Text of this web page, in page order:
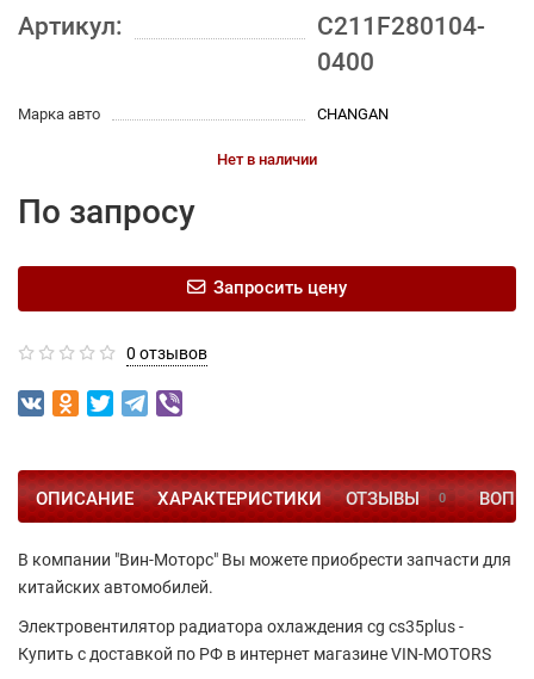
Артикул:
C211F280104-
0400
Марка авто CHANGAN
Нет в наличии
По запросу
Запросить цену
0 отзывов
ОПИСАНИЕ ХАРАКТЕРИСТИКИ ОТЗЫВЫ 0
В компании "Вин-Моторс" Вы можете приобрести запчасти для
китайских автомобилей.
Электровентилятор радиатора охлаждения cg cs35plus -
Купить с доставкой по РФ в интернет магазине VIN-MOTORS